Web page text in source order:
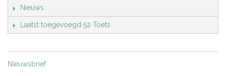
Nieuws
Laatst toegevoegd 52 Toets
Nieuwsbrief